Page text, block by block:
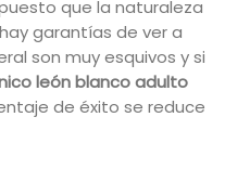
que la naturaleza
garantías de ver a
son muy esquivos y si
león blanco adulto
de éxito se reduce